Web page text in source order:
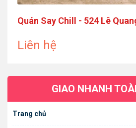
Quán Say Chill - 524 Lê
Liên hệ
GIAO NHANH
Trang chủ